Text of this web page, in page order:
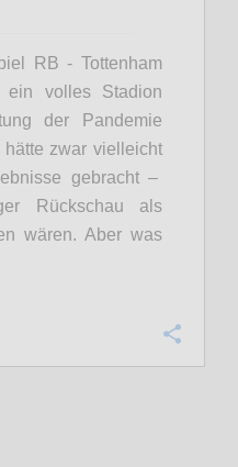
RB - Tottenham
ein volles Stadion
der Pandemie
hätte zwarvielleicht
gebracht –
Rückschau als
wären. Aber was